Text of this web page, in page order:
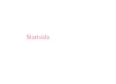
Startsida